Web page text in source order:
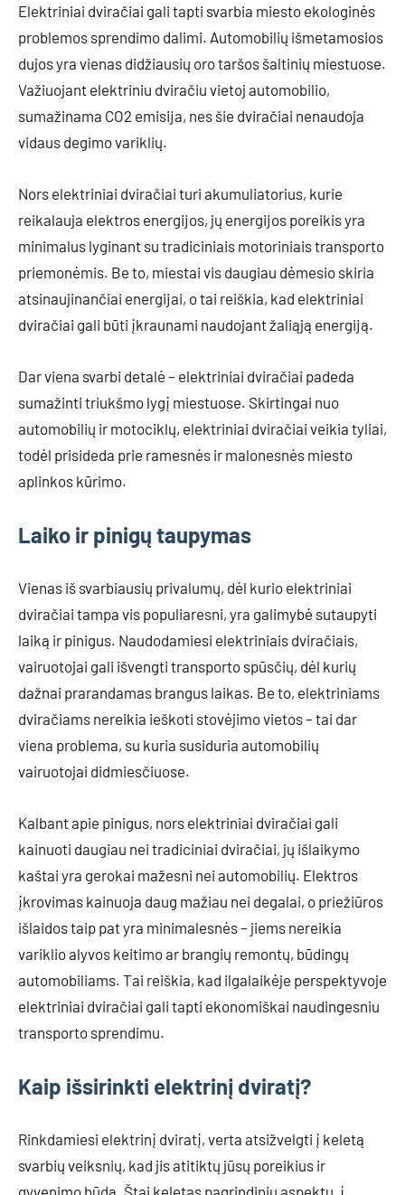
Elektriniai dviračiai gali tapti svarbia miesto ekologinės
problemos sprendimo dalimi. Automobilių išmetamosios
dujos yra vienas didžiausių oro taršos šaltinių miestuose.
Važiuojant elektriniu dviračiu vietoj automobilio,
sumažinama CO2 emisija, nes šie dviračiai nenaudoja
vidaus degimo variklių.
Nors elektriniai dviračiai turi akumuliatorius, kurie
reikalauja elektros energijos, jų energijos poreikis yra
minimalus lyginant su tradiciniais motoriniais transporto
priemonėmis. Be to, miestai vis daugiau dėmesio skiria
atsinaujinančiai energijai, o tai reiškia, kad elektriniai
dviračiai gali būti įkraunami naudojant žaliąją energiją.
Dar viena svarbi detalė – elektriniai dviračiai padeda
sumažinti triukšmo lygį miestuose. Skirtingai nuo
automobilių ir motociklų, elektriniai dviračiai veikia tyliai,
todėl prisideda prie ramesnės ir malonesnės miesto
aplinkos kūrimo.
Laiko ir pinigų taupymas
Vienas iš svarbiausių privalumų, dėl kurio elektriniai
dviračiai tampa vis populiaresni, yra galimybė sutaupyti
laiką ir pinigus. Naudodamiesi elektriniais dviračiais,
vairuotojai gali išvengti transporto spūsčių, dėl kurių
dažnai prarandamas brangus laikas. Be to, elektriniams
dviračiams nereikia ieškoti stovėjimo vietos – tai dar
viena problema, su kuria susiduria automobilių
vairuotojai didmiesčiuose.
Kalbant apie pinigus, nors elektriniai dviračiai gali
kainuoti daugiau nei tradiciniai dviračiai, jų išlaikymo
kaštai yra gerokai mažesni nei automobilių. Elektros
įkrovimas kainuoja daug mažiau nei degalai, o priežiūros
išlaidos taip pat yra minimalesnės – jiems nereikia
variklio alyvos keitimo ar brangių remontų, būdingų
automobiliams. Tai reiškia, kad ilgalaikėje perspektyvoje
elektriniai dviračiai gali tapti ekonomiškai naudingesniu
transporto sprendimu.
Kaip išsirinkti elektrinį dviratį?
Rinkdamiesi elektrinį dviratį, verta atsižvelgti į keletą
svarbių veiksnių, kad jis atitiktų jūsų poreikius ir
gyvenimo būdą. Štai keletas pagrindinių aspektų, į